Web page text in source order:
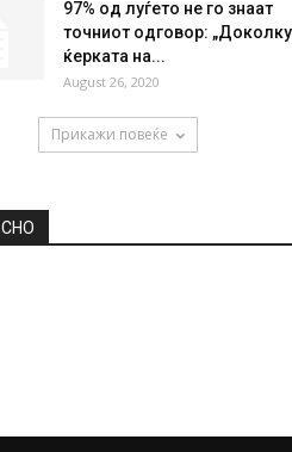
Брестовац: Ако им дозволат
на Русите да тепаат, сигурно
January 22, 2021